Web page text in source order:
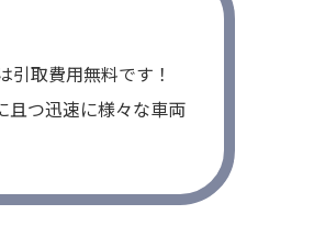
取費用無料です！
且つ迅速に様々な車両